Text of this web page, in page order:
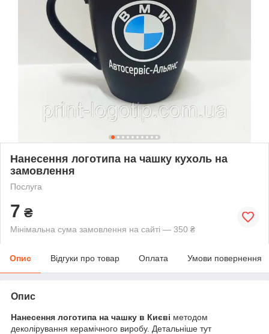
Нанесення логотипа на чашку кухоль на
замовлення
Послуга
7 ₴
Мінімальна сума замовлення на сайті — 350 ₴
Опис Відгуки про товар Оплата Умови повернення
Опис
Нанесення логотипа на чашку в Києві методом
деколірування керамічного виробу. Детальніше тут